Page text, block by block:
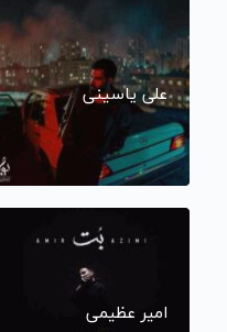
علی یاسینی
امیر عظیمی